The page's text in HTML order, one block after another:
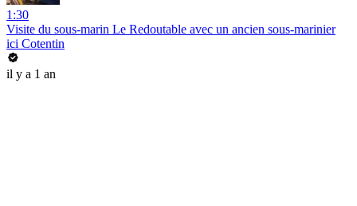
1:30
Visite du sous-marin Le Redoutable avec un ancien sous-marinier
ici Cotentin
il y a 1 an